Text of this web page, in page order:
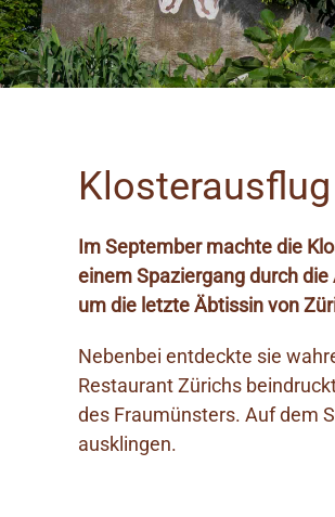
Klosterausflug
Im September machte die
einem Spaziergang durch
um die letzte Äbtissin von
Nebenbei entdeckte sie
Restaurant Zürichs
des Fraumünsters. Auf dem
ausklingen.